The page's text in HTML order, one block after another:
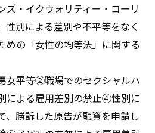
ズ・イクウォリティー・コーリ
性別による差別や不平等をなく
めの「女性の均等法」に関する
平等②職場でのセクシャルハ
による雇用差別の禁止④性別に
、勝訴した原告が融資を申請し